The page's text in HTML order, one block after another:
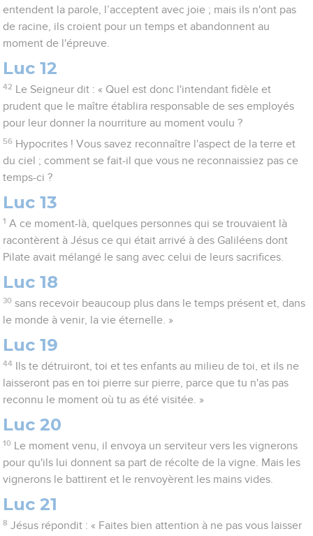
entendent la parole, l’acceptent avec joie ; mais ils n'ont pas
de racine, ils croient pour un temps et abandonnent au
moment de l'épreuve.
Luc 12
42
Le Seigneur dit : « Quel est donc l'intendant fidèle et
prudent que le maître établira responsable de ses employés
pour leur donner la nourriture au moment voulu ?
56 Hypocrites ! Vous savez reconnaître l'aspect de la terre et
du ciel ; comment se fait-il que vous ne reconnaissiez pas ce
temps-ci ?
Luc 13
1 A ce moment-là, quelques personnes qui se trouvaient là
racontèrent à Jésus ce qui était arrivé à des Galiléens dont
Pilate avait mélangé le sang avec celui de leurs sacrifices.
Luc 18
30 sans recevoir beaucoup plus dans le temps présent et, dans
le monde à venir, la vie éternelle. »
Luc 19
44
Ils te détruiront, toi et tes enfants au milieu de toi, et ils ne
laisseront pas en toi pierre sur pierre, parce que tu n'as pas
reconnu le moment où tu as été visitée. »
Luc 20
10
Le moment venu, il envoya un serviteur vers les vignerons
pour qu'ils lui donnent sa part de récolte de la vigne. Mais les
vignerons le battirent et le renvoyèrent les mains vides.
Luc 21
8 Jésus répondit : « Faites bien attention à ne pas vous laisser